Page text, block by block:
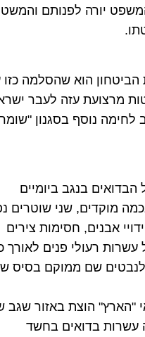
יורה לפנותם
הוא שהסלמה כזו
מרצועת עזה לעבר
נוסף בסגנון "שומר
בנגב ביומיים
מוקדים, שני שוטרים
אבנים, חסימות צירים
רעולי פנים לאורך
לנבטים שם ממוקם בסיס
"הארץ" הוצת באזור שגב
עשרות בדואים בחשד